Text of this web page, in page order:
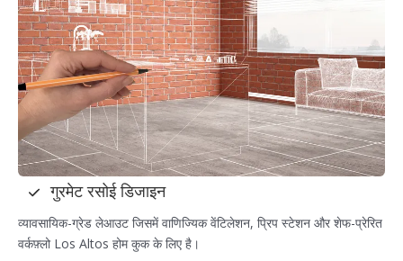
गुरमेट रसोई डिजाइन
व्यावसायिक-ग्रेड लेआउट जिसमें वाणिज्यिक वेंटिलेशन, प्रिप स्टेशन और शेफ-प्रेरित
वर्कफ़्लो Los Altos होम कुक के लिए है।